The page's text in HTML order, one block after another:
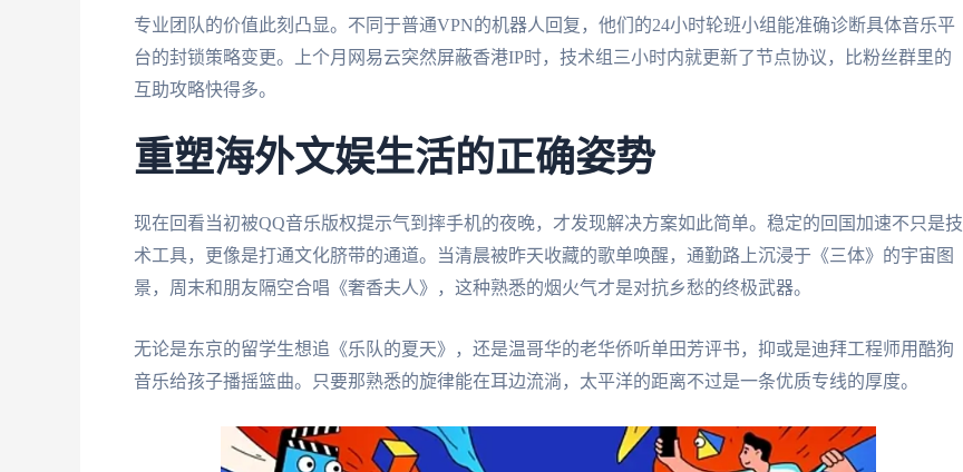
专业团队的价值此刻凸显。不同于普通VPN的机器人回复，他们的24小时轮班小组能准确诊断具体音乐平
台的封锁策略变更。上个月网易云突然屏蔽香港IP时，技术组三小时内就更新了节点协议，比粉丝群里的
互助攻略快得多。
重塑海外文娱生活的正确姿势
现在回看当初被QQ音乐版权提示气到摔手机的夜晚，才发现解决方案如此简单。稳定的回国加速不只是技
术工具，更像是打通文化脐带的通道。当清晨被昨天收藏的歌单唤醒，通勤路上沉浸于《三体》的宇宙图
景，周末和朋友隔空合唱《奢香夫人》，这种熟悉的烟火气才是对抗乡愁的终极武器。
无论是东京的留学生想追《乐队的夏天》，还是温哥华的老华侨听单田芳评书，抑或是迪拜工程师用酷狗
音乐给孩子播摇篮曲。只要那熟悉的旋律能在耳边流淌，太平洋的距离不过是一条优质专线的厚度。